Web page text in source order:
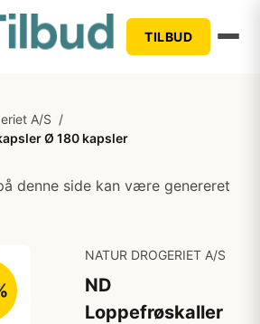
TILBUD
A/S /
Ø 180 kapsler
denne side kan være genereret
NATUR DROGERIET A/S
ND
Loppefrøskaller